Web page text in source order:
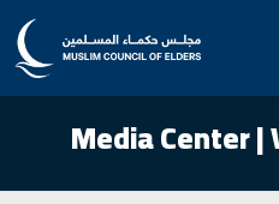
Media Center